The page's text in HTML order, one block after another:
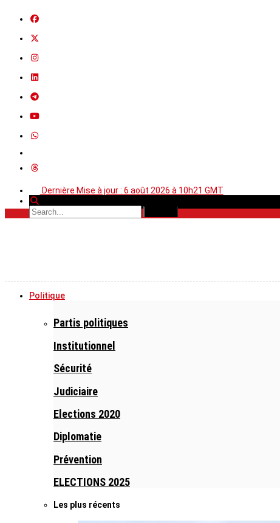
Dernière Mise à jour : 6 août 2026 à 10h21 GMT
Politique
Partis politiques
Institutionnel
Sécurité
Judiciaire
Elections 2020
Diplomatie
Prévention
ELECTIONS 2025
Les plus récents